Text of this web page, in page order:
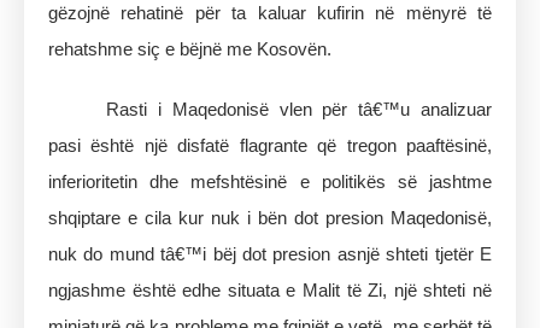
gëzojnë rehatinë për ta kaluar kufirin në mënyrë të
rehatshme siç e bëjnë me Kosovën.
Rasti i Maqedonisë vlen për tâ€™u analizuar
pasi është një disfatë flagrante që tregon paaftësinë,
inferioritetin dhe mefshtësinë e politikës së jashtme
shqiptare e cila kur nuk i bën dot presion Maqedonisë,
nuk do mund tâ€™i bëj dot presion asnjë shteti tjetër E
ngjashme është edhe situata e Malit të Zi, një shteti në